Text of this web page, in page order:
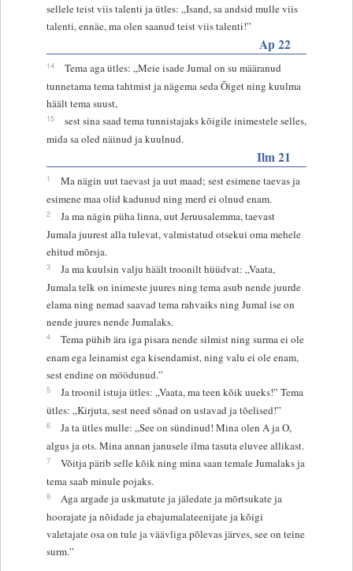
sellele teist viis talenti ja ütles: „Isand, sa andsid mulle viis
talenti, ennäe, ma olen saanud teist viis talenti!”
Ap 22
14
Tema aga ütles: „Meie isade Jumal on su määranud
tunnetama tema tahtmist ja nägema seda Õiget ning kuulma
häält tema suust,
15
sest sina saad tema tunnistajaks kõigile inimestele selles,
mida sa oled näinud ja kuulnud.
Ilm 21
1
Ma nägin uut taevast ja uut maad; sest esimene taevas ja
esimene maa olid kadunud ning merd ei olnud enam.
2
Ja ma nägin püha linna, uut Jeruusalemma, taevast
Jumala juurest alla tulevat, valmistatud otsekui oma mehele
ehitud mõrsja.
3
Ja ma kuulsin valju häält troonilt hüüdvat: „Vaata,
Jumala telk on inimeste juures ning tema asub nende juurde
elama ning nemad saavad tema rahvaiks ning Jumal ise on
nende juures nende Jumalaks.
4
Tema pühib ära iga pisara nende silmist ning surma ei ole
enam ega leinamist ega kisendamist, ning valu ei ole enam,
sest endine on möödunud.”
5
Ja troonil istuja ütles: „Vaata, ma teen kõik uueks!” Tema
ütles: „Kirjuta, sest need sõnad on ustavad ja tõelised!”
6
Ja ta ütles mulle: „See on sündinud! Mina olen A ja O,
algus ja ots. Mina annan janusele ilma tasuta eluvee allikast.
7
Võitja pärib selle kõik ning mina saan temale Jumalaks ja
tema saab minule pojaks.
8
Aga argade ja uskmatute ja jäledate ja mõrtsukate ja
hoorajate ja nõidade ja ebajumalateenijate ja kõigi
valetajate osa on tule ja väävliga põlevas järves, see on teine
surm.”